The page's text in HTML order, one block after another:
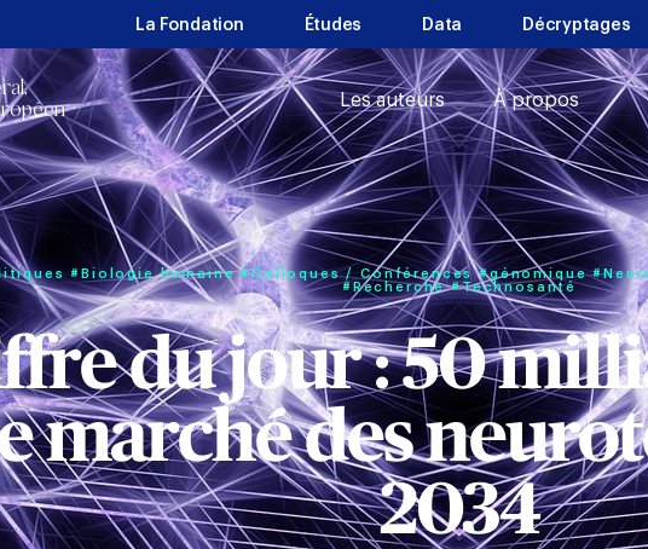
La Fondation Études Data Décryptages
Les auteurs À propos
#Biologie humaine #Colloques / Conférences #génomique
#Recherche #Technosanté
du jour : 50
marché des
2034